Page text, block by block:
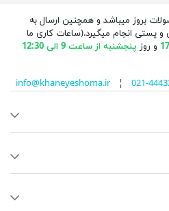
بروز میباشد و همچنین ارسال به
پستی انجام میگیرد.(ساعات کاری ما
و روز پنجشنبه از ساعت 9 الی 12:30
info@khaneyeshoma.ir¦ 021-